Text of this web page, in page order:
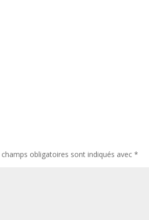
champs obligatoires sont indiqués avec*